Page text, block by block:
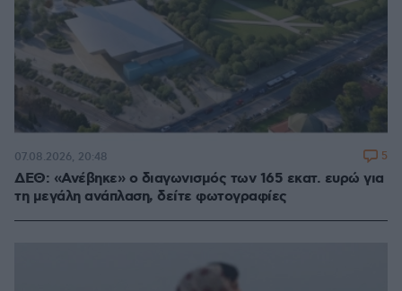
ΔΕΘ: «Ανέβηκε» ο διαγωνισμός των 165 εκατ. ευρώ για
τη μεγάλη ανάπλαση, δείτε φωτογραφίες
07.08.2026, 20:48 5